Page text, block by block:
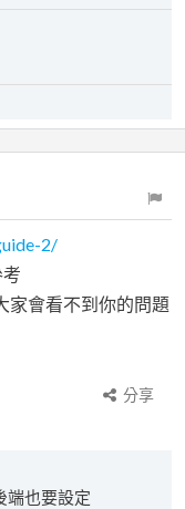
2/
家會看不到你的問題
分享
端也要設定